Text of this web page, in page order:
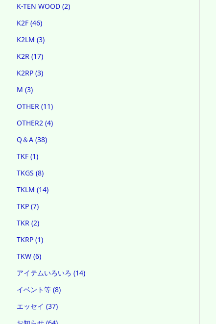
K-TEN WOOD (2)
K2F (46)
K2LM (3)
K2R (17)
K2RP (3)
M (3)
OTHER (11)
OTHER2 (4)
Q＆A (38)
TKF (1)
TKGS (8)
TKLM (14)
TKP (7)
TKR (2)
TKRP (1)
TKW (6)
アイテムいろいろ (14)
イベント等 (8)
エッセイ (37)